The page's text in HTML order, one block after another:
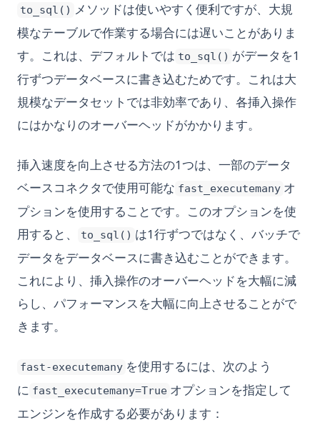
to_sql() メソッドは使いやすく便利ですが、大規
模なテーブルで作業する場合には遅いことがありま
す。これは、デフォルトでは to_sql() がデータを1
行ずつデータベースに書き込むためです。これは大
規模なデータセットでは非効率であり、各挿入操作
にはかなりのオーバーヘッドがかかります。
挿入速度を向上させる方法の1つは、一部のデータ
ベースコネクタで使用可能な fast_executemany オ
プションを使用することです。このオプションを使
用すると、
to_sql() は1行ずつではなく、バッチで
データをデータベースに書き込むことができます。
これにより、挿入操作のオーバーヘッドを大幅に減
らし、パフォーマンスを大幅に向上させることがで
きます。
fast-executemany を使用するには、次のよう
に fast_executemany=True オプションを指定して
エンジンを作成する必要があります：